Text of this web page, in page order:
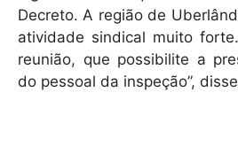
Decreto. A região de
atividade sindical muito
reunião, que possibilite a
do pessoal da inspeção”,